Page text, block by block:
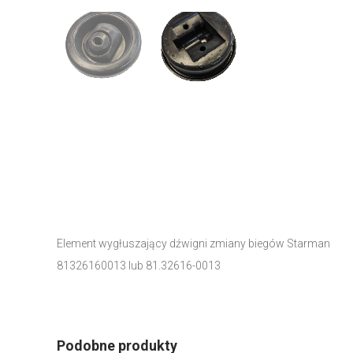
Element wygłuszający dźwigni zmiany biegów Starman
81326160013 lub 81.32616-0013
Podobne produkty